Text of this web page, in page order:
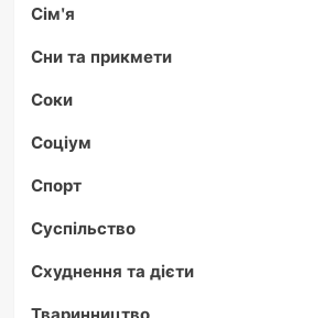
Сім'я
Сни та прикмети
Соки
Соціум
Спорт
Суспільство
Схуднення та дієти
Тваринництво